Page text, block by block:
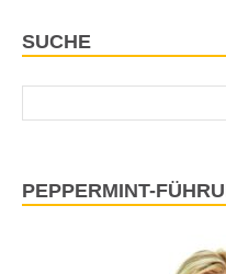
SUCHE
PEPPERMINT-